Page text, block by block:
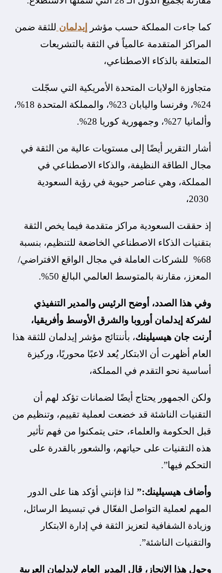
كما جاءت المملكة حسب مؤشر إيدلمان للثقة ضمن
المراكز المتقدمة عالمياً في الثقة بالتشريعات
المتعلقة بالذكاء الاصطناعي،
متجاوزة الولايات المتحدة الأمريكية التي سجّلت
24%، وفرنسا واليابان 23%، والمملكة المتحدة 18%،
وألمانيا 27%، وجمهورية كوريا 28%.
أشار التقرير أيضًا إلى مستويات عالية من الثقة في
مجال الطاقة النظيفة، والذكاء الاصطناعي في
المملكة، وهي عناصر حيوية في رؤية السعودية
إذ حققت السعودية مراكز متقدمة فيما يخص الثقة
بتقنيات الذكاء الاصطناعي الخاضعة للتنظيم، بنسبة
68% للشركات العاملة في مجال الواقع الافتراضي/
المعزز، مقارنة بالمتوسط العالمي البالغ 50%.
وفي هذا الصدد، أوضح الرئيس والمدير التنفيذي
لشركة إيدلمان أوروبا والشرق الأوسط وأفريقيا،
أرنت جان هيسيلينك، بأننتائج مؤشر إيدلمان للثقة هذا
العام أظهرت أن الابتكار يُعد لاعبًا محوريًا، وركيزة
أساسية نحو التقدم في المملكة،
ولكن الجمهور يحتاج أيضًا لضمانات تؤكد لهم أن
التقنيات الناشئة قد خضعت لعملية تقييم، وتنظيم من
قبل الحكومة والعلماء، حتى يتمكنوا من فهم تأثير
هذه التقنيات على حياتهم، والشعور بالقدرة على
التحكم فيها”.
وأضاف هيسيلينك:” لذا فإنني أؤكد هنا على الدور
المهم لعملية التواصل الفعّال في تبسيط الرسائل،
وزيادة الشفافية لتعزيز الثقة في إدارة الابتكار
والتقنيات الناشئة”.
وحول هذا الإنجاز، قال المدير العام لإيدلمان العربية